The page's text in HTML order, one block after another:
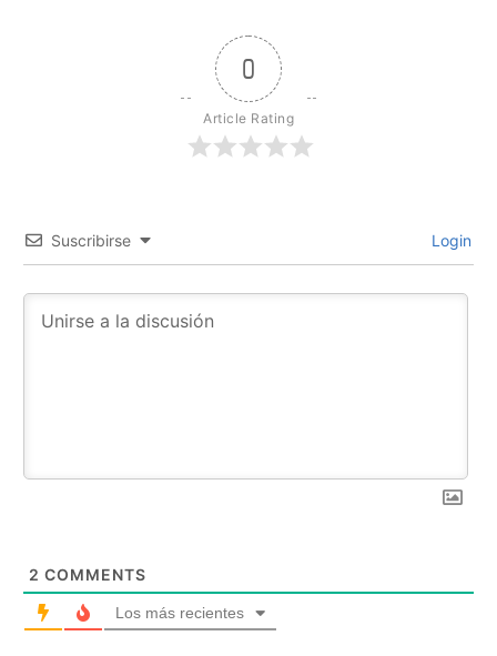
0
Article Rating
Suscribirse Login
2 COMMENTS
Los más recientes